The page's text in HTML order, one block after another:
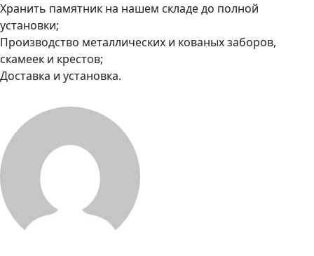
Хранить памятник на нашем складе до полной
установки;
Производство металлических и кованых заборов,
скамеек и крестов;
Доставка и установка.